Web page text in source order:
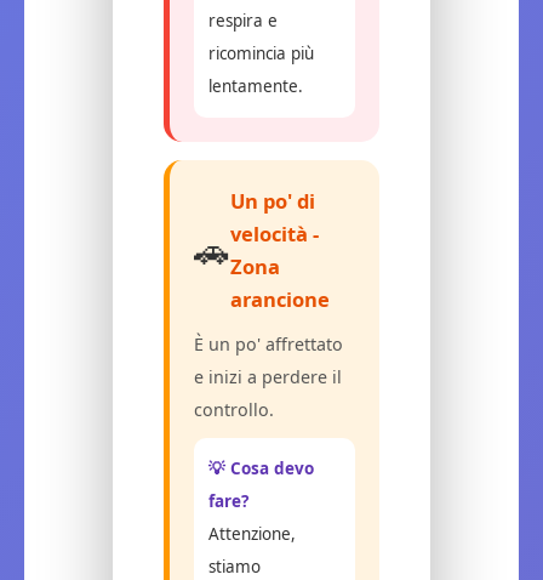
respira e
ricomincia più
lentamente.
🚗
Un po' di
velocità -
Zona
arancione
È un po' affrettato
e inizi a perdere il
controllo.
💡 Cosa devo
fare?
Attenzione,
stiamo